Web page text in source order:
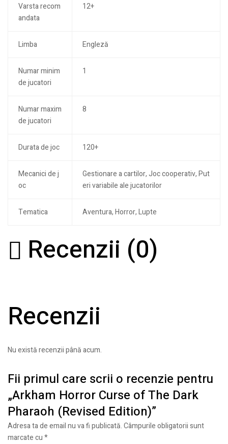
Varsta recom
andata
12+
Limba Engleză
Numar minim
de jucatori
1
Numar maxim
de jucatori
8
Durata de joc 120+
Mecanici de j
oc
Gestionare a cartilor, Joc cooperativ, Put
eri variabile ale jucatorilor
Tematica Aventura, Horror, Lupte
Recenzii (0)
Recenzii
Nu există recenzii până acum.
Fii primul care scrii o recenzie pentru
„Arkham Horror Curse of The Dark
Pharaoh (Revised Edition)”
Adresa ta de email nu va fi publicată.Câmpurile obligatorii sunt
marcate cu*